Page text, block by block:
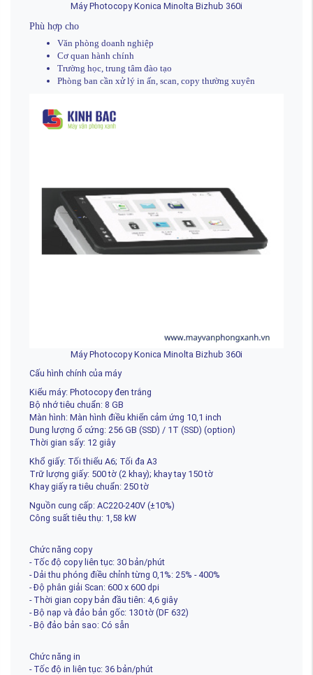
Máy Photocopy Konica Minolta Bizhub 360i
Phù hợp cho
Văn phòng doanh nghiệp
Cơ quan hành chính
Trường học, trung tâm đào tạo
Phòng ban cần xử lý in ấn, scan, copy thường xuyên
Máy Photocopy Konica Minolta Bizhub 360i
Cấu hình chính của máy
Kiểu máy: Photocopy đen trắng
Bộ nhớ tiêu chuẩn: 8 GB
Màn hình: Màn hình điều khiển cảm ứng 10,1 inch
Dung lượng ổ cứng: 256 GB (SSD) / 1T (SSD) (option)
Thời gian sấy: 12 giây
Khổ giấy: Tối thiểu A6; Tối đa A3
Trữ lượng giấy: 500 tờ (2 khay); khay tay 150 tờ
Khay giấy ra tiêu chuẩn: 250 tờ
Nguồn cung cấp: AC220-240V (±10%)
Công suất tiêu thụ: 1,58 kW
Chức năng copy
- Tốc độ copy liên tục: 30 bản/phút
- Dải thu phóng điều chỉnh từng 0,1%: 25% - 400%
- Độ phân giải Scan: 600 x 600 dpi
- Thời gian copy bản đầu tiên: 4,6 giây
- Bộ nạp và đảo bản gốc: 130 tờ (DF 632)
- Bộ đảo bản sao: Có sẵn
Chức năng in
- Tốc độ in liên tục: 36 bản/phút